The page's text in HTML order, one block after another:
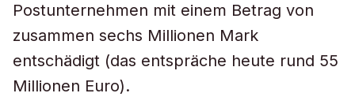
Postunternehmen mit einem Betrag von
zusammen sechs Millionen Mark
entschädigt (das entspräche heute rund 55
Millionen Euro).